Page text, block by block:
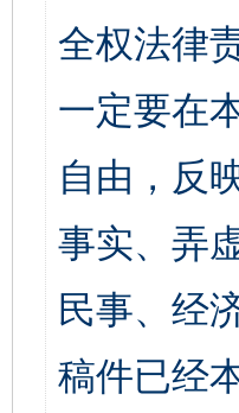
全权法律
一定要在
自由，反
事实、弄
民事、经
稿件已经